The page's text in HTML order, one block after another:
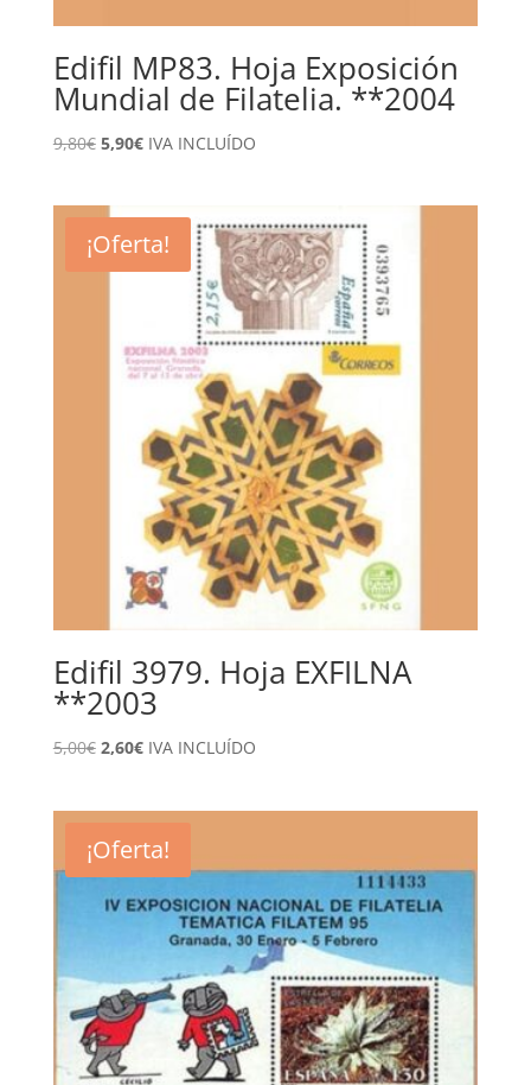
Edifil MP83. Hoja Exposición
Mundial de Filatelia. **2004
9,80€ El
era:
9,80€.
5,90€El
es:
5,90€.
IVA INCLUÍDO
¡Oferta!
Edifil 3979. Hoja EXFILNA
**2003
5,00€ El
5,00€.
2,60€El
2,60€.
IVA INCLUÍDO
¡Oferta!